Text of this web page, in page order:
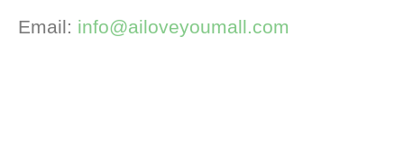
Email: info@ailoveyoumall.com